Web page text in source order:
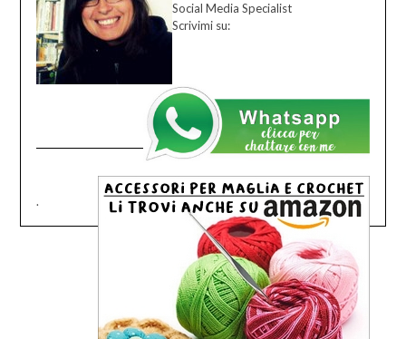
Social Media Specialist
Scrivimi su:
.